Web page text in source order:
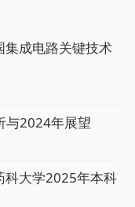
集成电路关键技术
与2024年展望
大学2025年本科